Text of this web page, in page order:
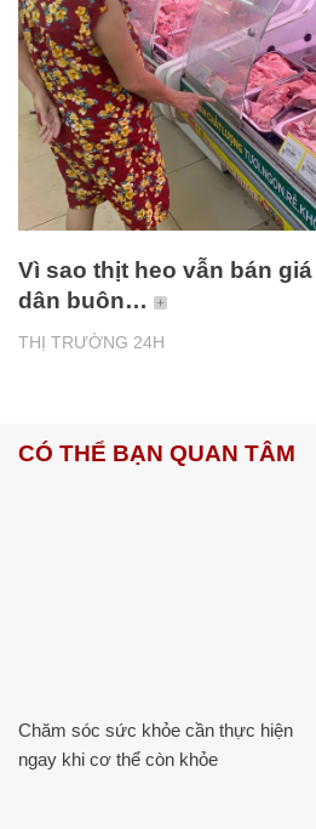
THỊ TRƯỜNG 24H
Vì sao thịt heo vẫn bán
dân buôn…
CÓ THỂ BẠN QUAN TÂM
Chăm sóc sức khỏe cần thực hiện
ngay khi cơ thể còn khỏe